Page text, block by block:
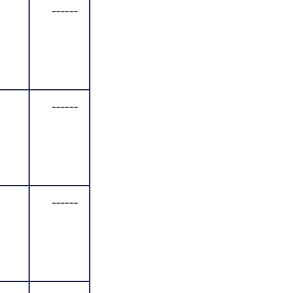
------
------
------